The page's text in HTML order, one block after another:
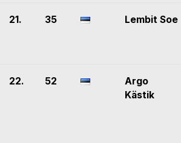
21. 35 Lembit Soe
22. 52
Argo
Kästik